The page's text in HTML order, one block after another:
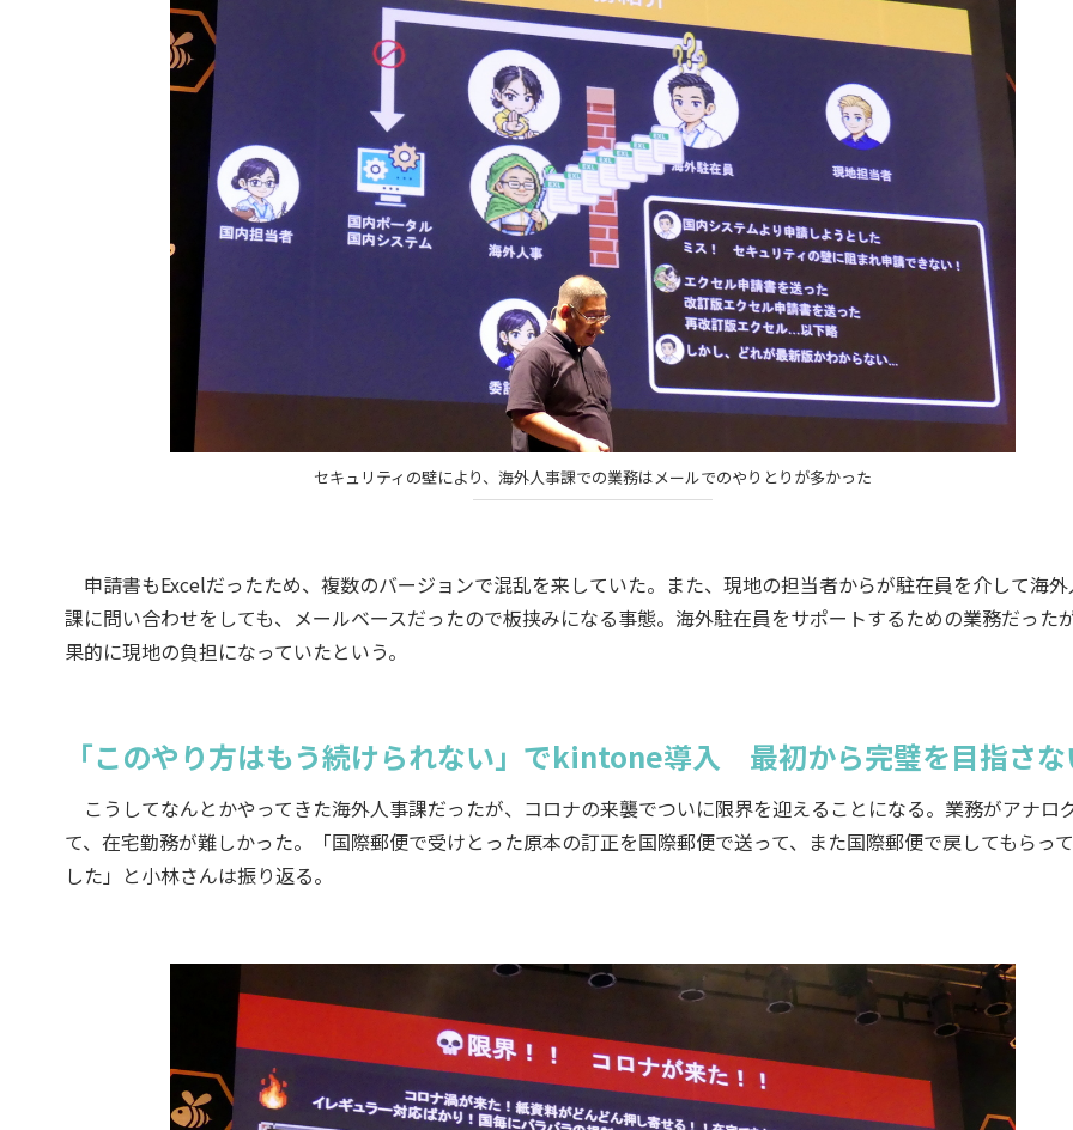
セキュリティの壁により、海外人事課での業務はメールでのやりとりが多かった
申請書もExcelだったため、複数のバージョンで混乱を来していた。また、現地の担当者からが駐在員を介して海
課に問い合わせをしても、メールベースだったので板挟みになる事態。海外駐在員をサポートするための業務だった
果的に現地の負担になっていたという。
「このやり方はもう続けられない」でkintone導入 最初から完璧を目指さな
こうしてなんとかやってきた海外人事課だったが、コロナの来襲でついに限界を迎えることになる。業務がアナロ
て、在宅勤務が難しかった。「国際郵便で受けとった原本の訂正を国際郵便で送って、また国際郵便で戻してもらっ
した」と小林さんは振り返る。